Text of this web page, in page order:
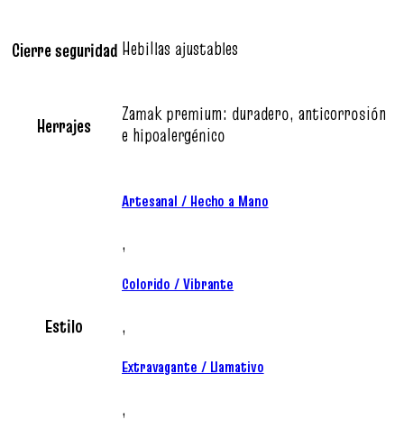
Cierre seguridad Hebillas ajustables
Herrajes
Zamak premium: duradero, anticorrosión
e hipoalergénico
Estilo
Artesanal / Hecho a Mano
,
Colorido / Vibrante
,
Extravagante / Llamativo
,